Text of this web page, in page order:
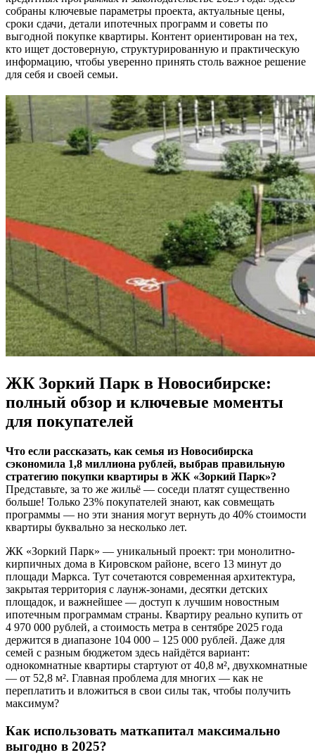
собраны ключевые параметры проекта, актуальные цены,
сроки сдачи, детали ипотечных программ и советы по
выгодной покупке квартиры. Контент ориентирован на тех,
кто ищет достоверную, структурированную и практическую
информацию, чтобы уверенно принять столь важное решение
для себя и своей семьи.
ЖК Зоркий Парк в Новосибирске:
полный обзор и ключевые моменты
для покупателей
Что если рассказать, как семья из Новосибирска
сэкономила 1,8 миллиона рублей, выбрав правильную
стратегию покупки квартиры в ЖК «Зоркий Парк»?
Представьте, за то же жильё — соседи платят существенно
больше! Только 23% покупателей знают, как совмещать
программы — но эти знания могут вернуть до 40% стоимости
квартиры буквально за несколько лет.
ЖК «Зоркий Парк» — уникальный проект: три монолитно-
кирпичных дома в Кировском районе, всего 13 минут до
площади Маркса. Тут сочетаются современная архитектура,
закрытая территория с лаунж-зонами, десятки детских
площадок, и важнейшее — доступ к лучшим новостным
ипотечным программам страны. Квартиру реально купить от
4 970 000 рублей, а стоимость метра в сентябре 2025 года
держится в диапазоне 104 000 – 125 000 рублей. Даже для
семей с разным бюджетом здесь найдётся вариант:
однокомнатные квартиры стартуют от 40,8 м², двухкомнатные
— от 52,8 м². Главная проблема для многих — как не
переплатить и вложиться в свои силы так, чтобы получить
максимум?
Как использовать маткапитал максимально
выгодно в 2025?